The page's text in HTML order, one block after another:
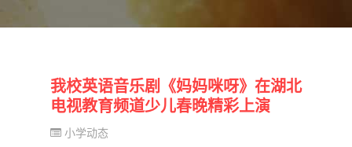
我校英语音乐剧《妈妈咪呀》在湖北
电视教育频道少儿春晚精彩上演
小学动态